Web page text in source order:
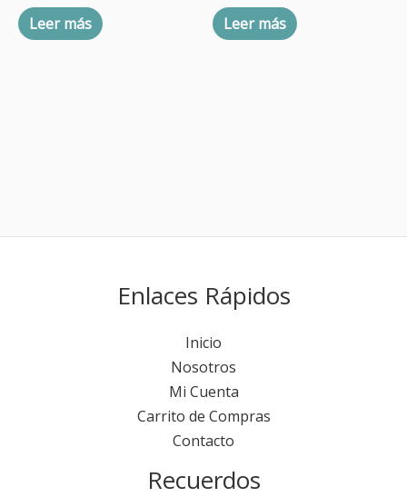
Leer más Leer más
Enlaces Rápidos
Inicio
Nosotros
Mi Cuenta
Carrito de Compras
Contacto
Recuerdos